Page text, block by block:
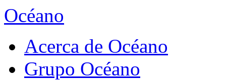
Océano
Acerca de Océano
Grupo Océano